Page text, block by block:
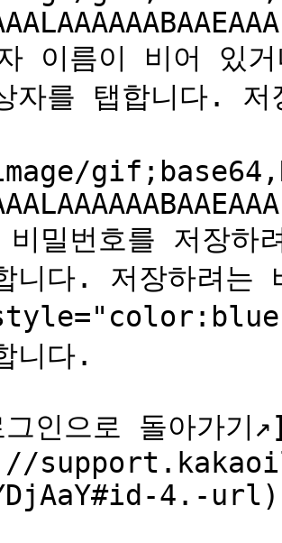
이름이 비어 있
자를 탭합니다. 저
밀번호를 저장하
니다. 저장하려는
니다.
인으로 돌아가기
4.-url)